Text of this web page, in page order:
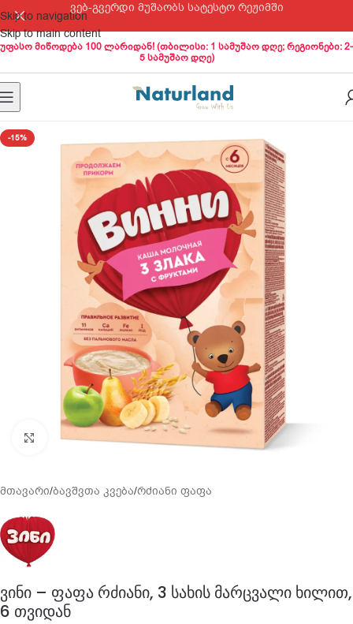
Skip to navigation
Skip to main content
ვებ-გვერდი მუშაობს სატესტო რეჟიმში
უფასო მიწოდება 100 ლარიდან! (თბილისი: 1 სამუშაო დღე; რეგიონები: 2-
5 სამუშაო დღე)
-15%
გადიდება
მთავარი/ბავშვთა კვება/რძიანი ფაფა
ვინი – ფაფა რძიანი, 3 სახის მარცვალი ხილით,
6 თვიდან